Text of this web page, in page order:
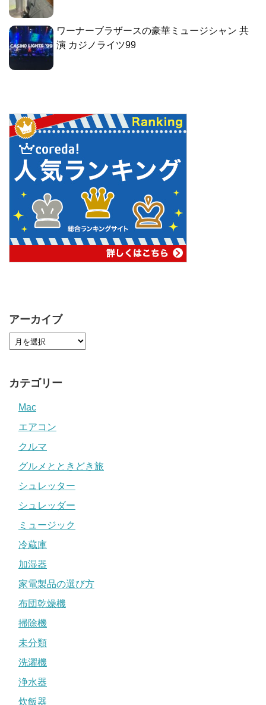
ワーナーブラザースの豪華ミュージシャン 共
演 カジノライツ99
アーカイブ
カテゴリー
Mac
エアコン
クルマ
グルメとときどき旅
シュレッター
シュレッダー
ミュージック
冷蔵庫
加湿器
家電製品の選び方
布団乾燥機
掃除機
未分類
洗濯機
浄水器
炊飯器